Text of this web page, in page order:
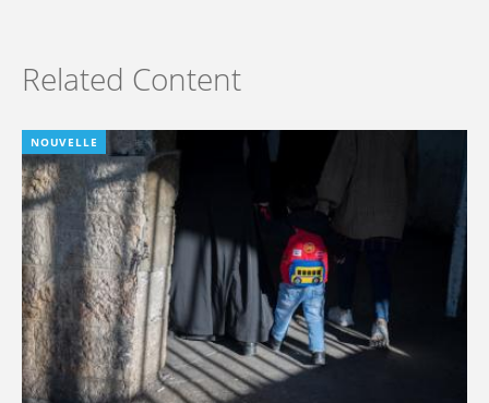
Related Content
NOUVELLE